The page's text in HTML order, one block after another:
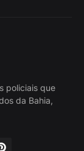
policiais que
da Bahia,